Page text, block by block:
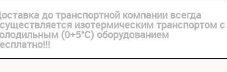
до транспортной компании всегда
изотермическим транспортом с
(0+5°С) оборудованием